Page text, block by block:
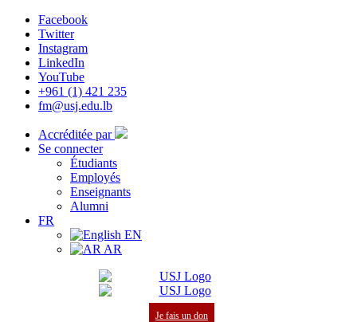
Facebook
Twitter
Instagram
LinkedIn
YouTube
+961 (1) 421 235
fm@usj.edu.lb
Accréditée par
Se connecter
Étudiants
Employés
Enseignants
Alumni
FR
EN
AR
Je fais un don